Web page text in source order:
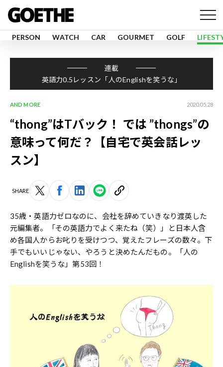
PERSON WATCH CAR GOURMET GOLF
連載
英語力0.5レッスン「人のEnglishを笑うな」
AND MORE 2020.05.28
“thong”はTバック！ では ”thongs”の
意味って何だ？【自宅で英会話レッ
スン】
SHARE
35歳・英語力ゼロなのに、会社を辞めていきなり渡英した
元編集者。「その英語力でよく来たね（笑）」と日本人含
め各国人からお叱りを受けつつ、覚えたフレーズの数々。下
手でもいいじゃない、やろうと決めたんだもの。「人の
Englishを笑うな」第53回！